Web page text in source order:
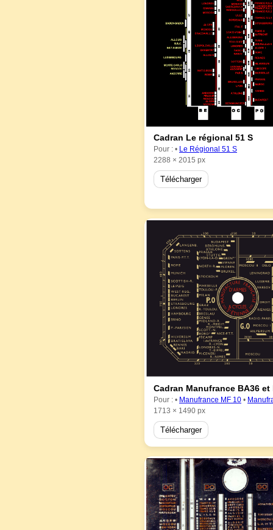
Cadran Le régional 51 S
Pour : • Le Régional 51 S
2288 × 2015 px
Télécharger
Cadran Manufrance BA36 et
Pour : • Manufrance MF 10 •
1713 × 1490 px
Télécharger